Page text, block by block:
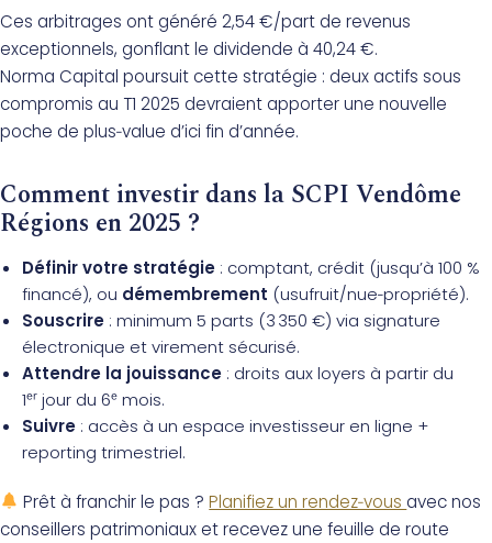
Ces arbitrages ont généré 2,54 €/part de revenus
exceptionnels, gonflant le dividende à 40,24 €.
Norma Capital poursuit cette stratégie : deux actifs sous
compromis au T1 2025 devraient apporter une nouvelle
poche de plus‑value d’ici fin d’année.
Comment investir dans la SCPI Vendôme
Régions en 2025 ?
Définir votre stratégie : comptant, crédit (jusqu’à 100 %
financé), ou démembrement (usufruit/nue‑propriété).
Souscrire : minimum 5 parts (3 350 €) via signature
électronique et virement sécurisé.
Attendre la jouissance : droits aux loyers à partir du
1ᵉʳ jour du 6ᵉ mois.
Suivre : accès à un espace investisseur en ligne +
reporting trimestriel.
Prêt à franchir le pas ?Planifiez un rendez‑vousavec nos
conseillers patrimoniaux et recevez une feuille de route